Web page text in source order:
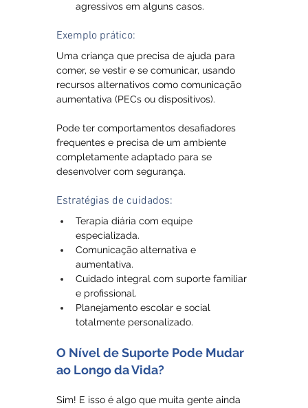
agressivos em alguns casos.
Exemplo prático:
Uma criança que precisa de ajuda para
comer, se vestir e se comunicar, usando
recursos alternativos como comunicação
aumentativa (PECs ou dispositivos).
Pode ter comportamentos desafiadores
frequentes e precisa de um ambiente
completamente adaptado para se
desenvolver com segurança.
Estratégias de cuidados:
Terapia diária com equipe
especializada.
Comunicação alternativa e
aumentativa.
Cuidado integral com suporte familiar
e profissional.
Planejamento escolar e social
totalmente personalizado.
O Nível de Suporte Pode Mudar
ao Longo da Vida?
Sim! E isso é algo que muita gente ainda